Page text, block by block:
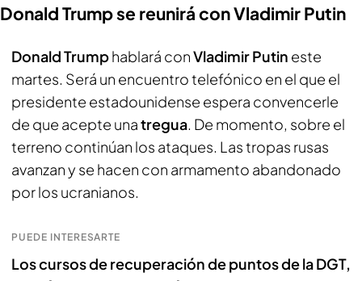
Donald Trump se reunirá con Vladimir Putin
Donald Trumphablará conVladimir Putin este
martes. Será un encuentro telefónico en el que el
presidente estadounidense espera convencerle
de que acepte unatregua. De momento, sobre el
terreno continúan los ataques. Las tropas rusas
avanzan y se hacen con armamento abandonado
por los ucranianos.
PUEDE INTERESARTE
Los cursos de recuperación de puntos de la DGT,